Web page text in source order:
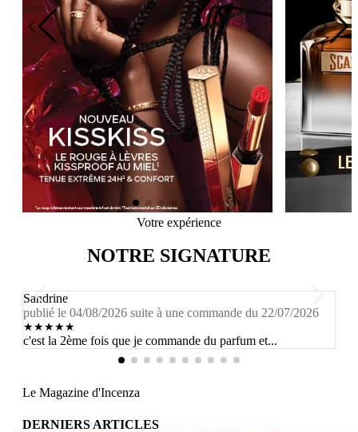
Votre expérience
NOTRE SIGNATURE
Sandrine
publié le 04/08/2026 suite à une commande du 22/07/2026
★★★★★
c'est la 2ème fois que je commande du parfum et...
Le Magazine d'Incenza
DERNIERS ARTICLES